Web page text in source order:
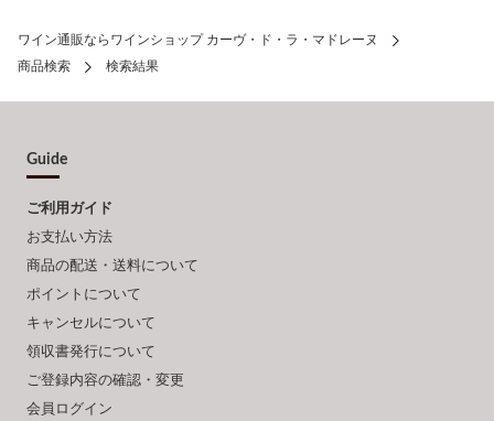
ワイン通販ならワインショップ カーヴ・ド・ラ・マドレーヌ
商品検索
検索結果
Guide
ご利用ガイド
お支払い方法
商品の配送・送料について
ポイントについて
キャンセルについて
領収書発行について
ご登録内容の確認・変更
会員ログイン